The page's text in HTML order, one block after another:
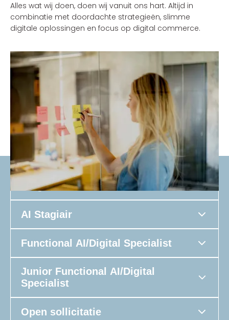
Alles wat wij doen, doen wij vanuit ons hart. Altijd in
combinatie met doordachte strategieën, slimme
digitale oplossingen en focus op digital commerce.
Zie jij jezelf terug in een van
onze vacatures?
Stagiair Sales
AI Stagiair
Functional AI/Digital Specialist
Junior Functional AI/Digital
Specialist
Open sollicitatie